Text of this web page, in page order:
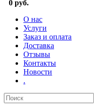
0 руб.
О нас
Услуги
Заказ и оплата
Доставка
Отзывы
Контакты
Новости
.